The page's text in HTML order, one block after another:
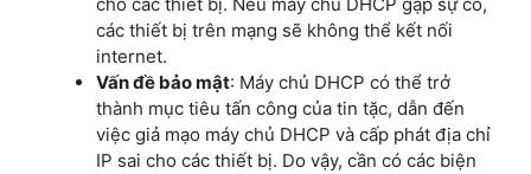
các thiết bị trên mạng sẽ không thể kết nối
internet.
Vấn đề bảo mật: Máy chủ DHCP có thể trở
thành mục tiêu tấn công của tin tặc, dẫn đến
việc giả mạo máy chủ DHCP và cấp phát địa chỉ
IP sai cho các thiết bị. Do vậy, cần có các biện